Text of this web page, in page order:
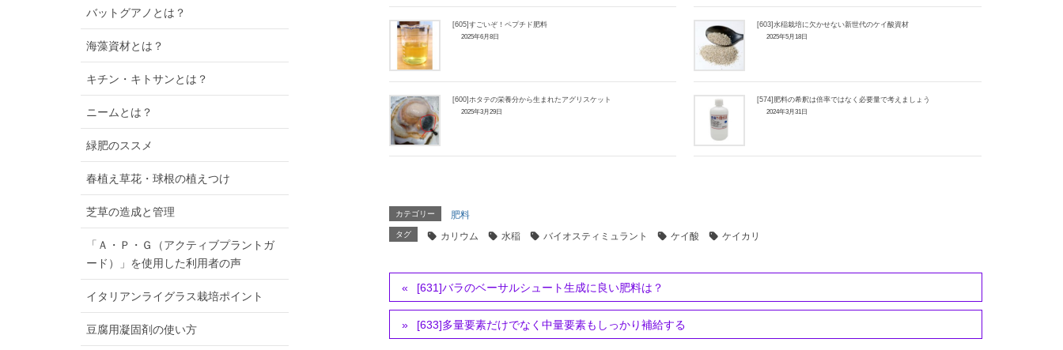
[605]すごいぞ！ペプチド肥料
2025年6月8日
[603]水稲栽培に欠かせない新世代のケイ酸資材
2025年5月18日
[600]ホタテの栄養分から生まれたアグリスケット
2025年3月29日
[574]肥料の希釈は倍率ではなく必要量で考えましょう
2024年3月31日
カテゴリー 肥料
タグ カリウム 水稲 バイオスティミュラント ケイ酸 ケイカリ
[631]バラのベーサルシュート生成に良い肥料は？
[633]多量要素だけでなく中量要素もしっかり補給する
バットグアノとは？
海藻資材とは？
キチン・キトサンとは？
ニームとは？
緑肥のススメ
春植え草花・球根の植えつけ
芝草の造成と管理
「Ａ・Ｐ・Ｇ（アクティブプラントガ
ード）」を使用した利用者の声
イタリアンライグラス栽培ポイント
豆腐用凝固剤の使い方